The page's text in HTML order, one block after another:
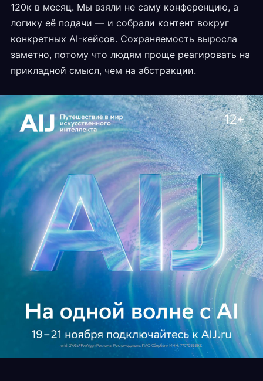
120к в месяц. Мы взяли не саму конференцию, а
логику её подачи — и собрали контент вокруг
конкретных AI-кейсов. Сохраняемость выросла
заметно, потому что людям проще реагировать на
прикладной смысл, чем на абстракции.